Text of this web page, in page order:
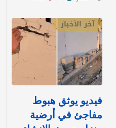
آخر الأخبار
فيديو يوثق هبوط
مفاجئ في أرضية